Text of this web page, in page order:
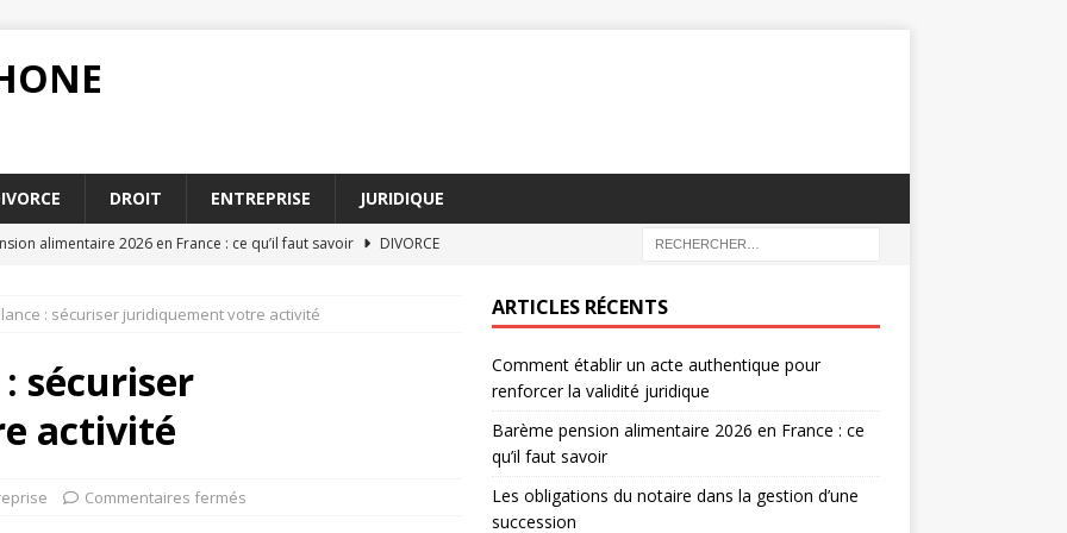
DROIT ENTREPRISE JURIDIQUE
alimentaire 2026 en France : ce qu’il faut savoir
DIVORCE
: une alternative à l’arbitrage en cas de conflit
influencent le barème pension alimentaire en 2026
un acte authentique pour renforcer la validité juridique
: sécuriser juridiquement votre activité
sécuriser
activité
Commentaires fermés
ARTICLES RÉCENTS
Comment établir un acte authentique pour
renforcer la validité juridique
Barème pension alimentaire 2026 en France : ce
qu’il faut savoir
Les obligations du notaire dans la gestion d’une
succession